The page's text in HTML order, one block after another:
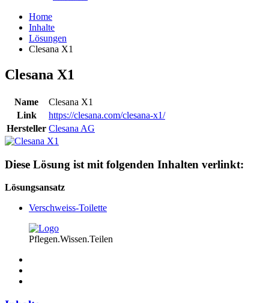
Home
Inhalte
Lösungen
Clesana X1
Clesana X1
Name
Clesana X1
Link
https://clesana.com/clesana-x1/
Hersteller Clesana AG
Diese Lösung ist mit folgenden Inhalten verlinkt:
Lösungsansatz
Verschweiss-Toilette
Pflegen.Wissen.Teilen